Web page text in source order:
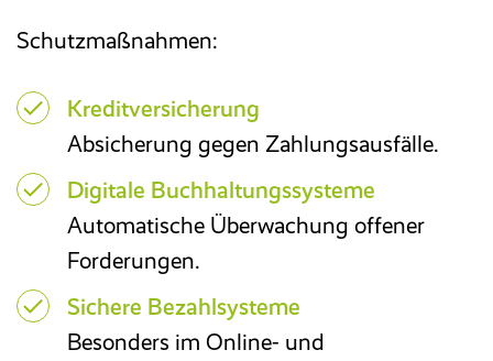
Schutzmaßnahmen:
Kreditversicherung
Absicherung gegen Zahlungsausfälle.
Digitale Buchhaltungssysteme
Automatische Überwachung offener
Forderungen.
Sichere Bezahlsysteme
Besonders im Online- und